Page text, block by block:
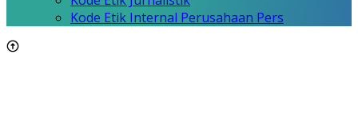
Kode Etik Internal Perusahaan Pers